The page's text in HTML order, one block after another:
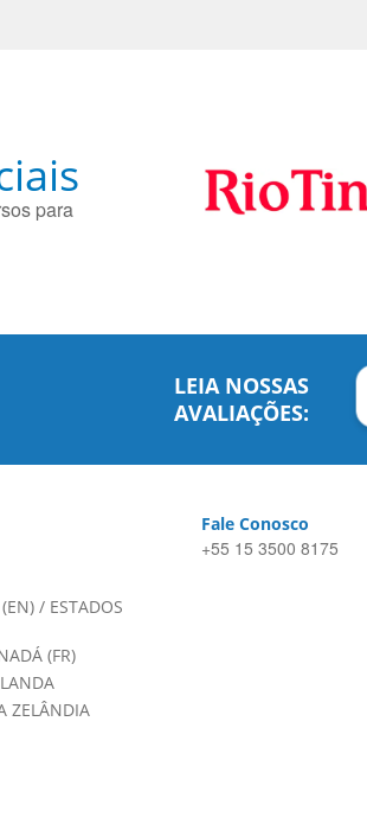
para
LEIA NOSSAS
AVALIAÇÕES:
/ ESTADOS
(FR)
ZELÂNDIA
Fale Conosco
+55 15 3500 8175